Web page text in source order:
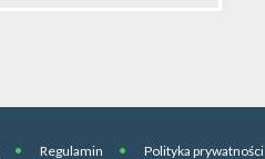
Regulamin Polityka prywatności